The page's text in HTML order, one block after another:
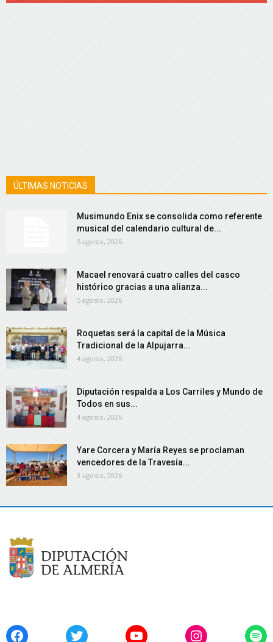
ÚLTIMAS NOTICIAS
Musimundo Enix se consolida como referente
musical del calendario cultural de...
5 agosto, 2026
Macael renovará cuatro calles del casco
histórico gracias a una alianza...
5 agosto, 2026
Roquetas será la capital de la Música
Tradicional de la Alpujarra...
4 agosto, 2026
Diputación respalda a Los Carriles y Mundo de
Todos en sus...
4 agosto, 2026
Yare Corcera y María Reyes se proclaman
vencedores de la Travesía...
3 agosto, 2026
FacebookTwitter YouTubeInstagram